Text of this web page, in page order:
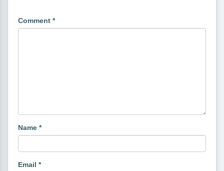
Comment *
Name *
Email *